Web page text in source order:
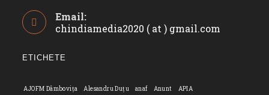
in
your
Email:
chindiamedia2020 ( at ) gmail.com
ETICHETE
AJOFM Dâmbovița Alesandru Duțu anaf Anunt
APIA